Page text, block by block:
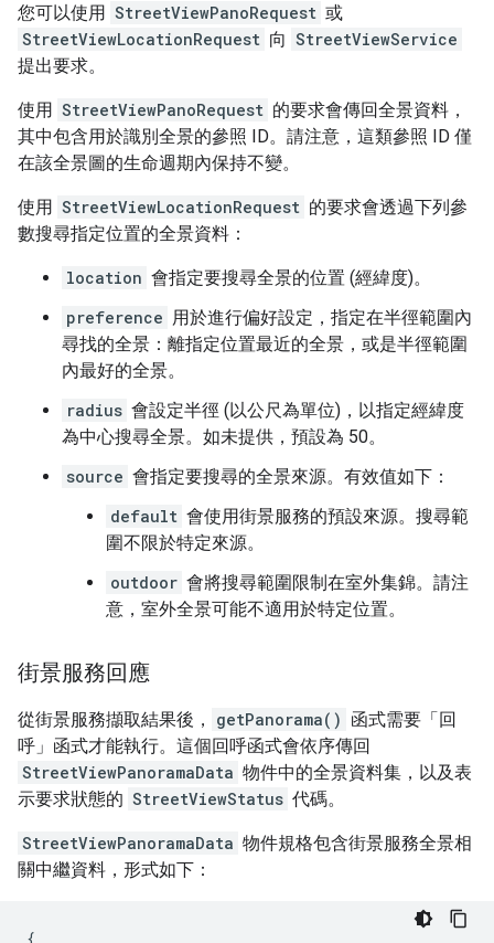
您可以使用 StreetViewPanoRequest 或
StreetViewLocationRequest 向 StreetViewService
提出要求。
使用 StreetViewPanoRequest 的要求會傳回全景資料，
其中包含用於識別全景的參照 ID。請注意，這類參照 ID 僅
在該全景圖的生命週期內保持不變。
使用 StreetViewLocationRequest 的要求會透過下列參
數搜尋指定位置的全景資料：
location 會指定要搜尋全景的位置 (經緯度)。
preference 用於進行偏好設定，指定在半徑範圍內
尋找的全景：離指定位置最近的全景，或是半徑範圍
內最好的全景。
radius 會設定半徑 (以公尺為單位)，以指定經緯度
為中心搜尋全景。如未提供，預設為 50。
source 會指定要搜尋的全景來源。有效值如下：
default 會使用街景服務的預設來源。搜尋範
圍不限於特定來源。
outdoor 會將搜尋範圍限制在室外集錦。請注
意，室外全景可能不適用於特定位置。
街景服務回應
從街景服務擷取結果後， getPanorama() 函式需要「回
呼」 函式才能執行。這個回呼函式會依序傳回
StreetViewPanoramaData 物件中的全景資料集，以及表
示要求狀態的 StreetViewStatus 代碼。
StreetViewPanoramaData 物件規格包含街景服務全景相
關中繼資料，形式如下：
{